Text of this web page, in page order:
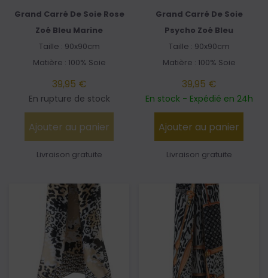
Grand Carré De Soie Rose
Zoé Bleu Marine
Taille : 90x90cm
Matière : 100% Soie
39,95 €
En rupture de stock
Ajouter au panier
Livraison gratuite
Grand Carré De Soie
Psycho Zoé Bleu
Taille : 90x90cm
Matière : 100% Soie
39,95 €
En stock - Expédié en 24h
Ajouter au panier
Livraison gratuite